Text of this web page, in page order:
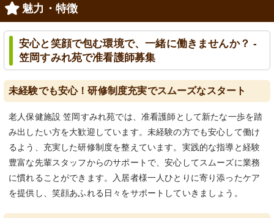
魅力・特徴
安心と笑顔で包む環境で、一緒に働きませんか？ -
笠岡すみれ苑で准看護師募集
未経験でも安心！研修制度充実でスムーズなスタート
老人保健施設 笠岡すみれ苑では、准看護師として新たな一歩を踏
み出したい方を大歓迎しています。未経験の方でも安心して働け
るよう、充実した研修制度を整えています。実践的な指導と経験
豊富な先輩スタッフからのサポートで、安心してスムーズに業務
に慣れることができます。入居者様一人ひとりに寄り添ったケア
を提供し、笑顔あふれる日々をサポートしていきましょう。